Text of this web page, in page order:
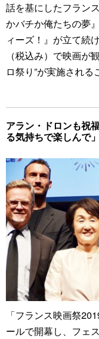
話を基にしたフラン
かバチか俺たちの夢
ィーズ！』が立て続
（税込み）で映画が
ロ祭り”が実施される
アラン・ドロンも祝
る気持ちで楽しんで」
「フランス映画祭
ールで開幕し、フェ